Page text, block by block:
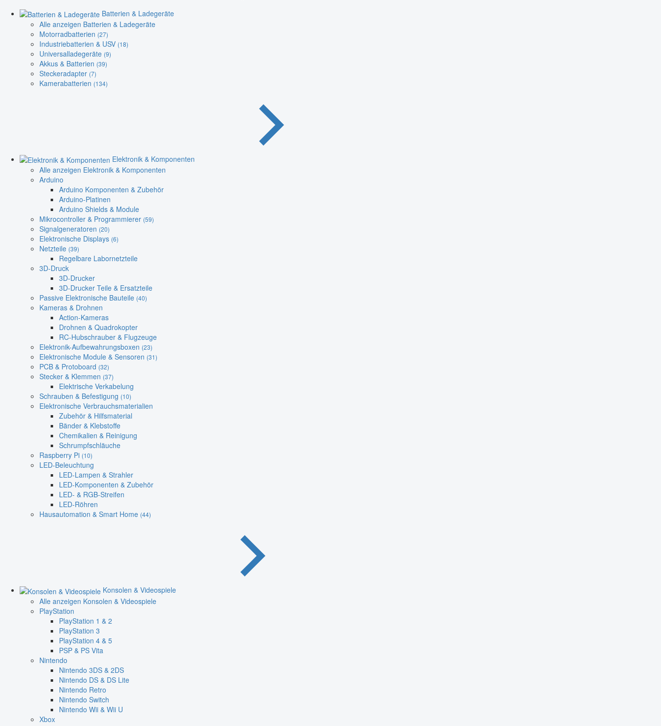
Batterien & Ladegeräte
Alle anzeigen Batterien & Ladegeräte
Motorradbatterien (27)
Industriebatterien & USV (18)
Universalladegeräte (9)
Akkus & Batterien (39)
Steckeradapter (7)
Kamerabatterien (134)
Elektronik & Komponenten
Alle anzeigen Elektronik & Komponenten
Arduino
Arduino Komponenten & Zubehör
Arduino-Platinen
Arduino Shields & Module
Mikrocontroller & Programmierer (59)
Signalgeneratoren (20)
Elektronische Displays (6)
Netzteile (39)
Regelbare Labornetzteile
3D-Druck
3D-Drucker
3D-Drucker Teile & Ersatzteile
Passive Elektronische Bauteile (40)
Kameras & Drohnen
Action-Kameras
Drohnen & Quadrokopter
RC-Hubschrauber & Flugzeuge
Elektronik-Aufbewahrungsboxen (23)
Elektronische Module & Sensoren (31)
PCB & Protoboard (32)
Stecker & Klemmen (37)
Elektrische Verkabelung
Schrauben & Befestigung (10)
Elektronische Verbrauchsmaterialien
Zubehör & Hilfsmaterial
Bänder & Klebstoffe
Chemikalien & Reinigung
Schrumpfschläuche
Raspberry Pi (10)
LED-Beleuchtung
LED-Lampen & Strahler
LED-Komponenten & Zubehör
LED- & RGB-Streifen
LED-Röhren
Hausautomation & Smart Home (44)
Konsolen & Videospiele
Alle anzeigen Konsolen & Videospiele
PlayStation
PlayStation 1 & 2
PlayStation 3
PlayStation 4 & 5
PSP & PS Vita
Nintendo
Nintendo 3DS & 2DS
Nintendo DS & DS Lite
Nintendo Retro
Nintendo Switch
Nintendo Wii & Wii U
Xbox